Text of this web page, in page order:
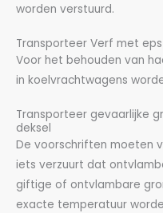
worden verstuurd.
Transporteer Verf met
Voor het behouden van
in koelvrachtwagens
Transporteer gevaarlijke
deksel
De voorschriften moeten
iets verzuurt dat
giftige of ontvlambare
exacte temperatuur